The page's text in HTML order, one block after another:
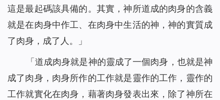
這是最起碼該具備的。其實，神所道成的肉身的含義
就是在肉身中作工、在肉身中生活的神，神的實質成
了肉身，成了人。」
「道成肉身就是神的靈成了一個肉身，也就是神
成了肉身，肉身所作的工作就是靈作的工作，靈作的
工作就實化在肉身，藉著肉身發表出來，除了神所在